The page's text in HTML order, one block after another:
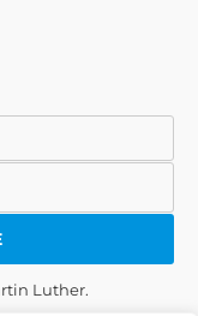
Luther.